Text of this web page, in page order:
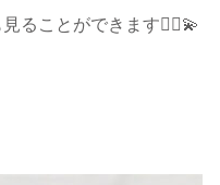
ることができます💁‍♂️💫